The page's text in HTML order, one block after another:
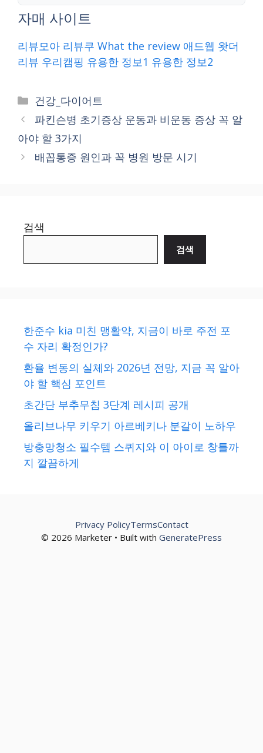
자매 사이트
리뷰모아 리뷰쿠 What the review 애드웹 왓더
리뷰 우리캠핑 유용한 정보1 유용한 정보2
Categories
건강_다이어트
파킨슨병 초기증상 운동과 비운동 증상 꼭 알
아야 할 3가지
배꼽통증 원인과 꼭 병원 방문 시기
검색
검색
한준수 kia 미친 맹활약, 지금이 바로 주전 포
수 자리 확정인가?
환율 변동의 실체와 2026년 전망, 지금 꼭 알아
야 할 핵심 포인트
초간단 부추무침 3단계 레시피 공개
올리브나무 키우기 아르베키나 분갈이 노하우
방충망청소 필수템 스퀴지와 이 아이로 창틀까
지 깔끔하게
© 2026 Marketer • Built with GeneratePress
Privacy PolicyTermsContact